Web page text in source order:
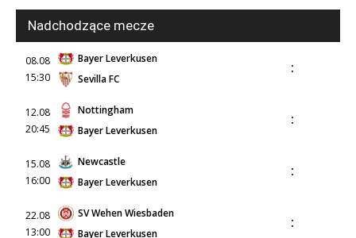
Nadchodzące mecze
08.08
15:30
Bayer Leverkusen
Sevilla FC
:
12.08
20:45
Nottingham
Bayer Leverkusen
:
15.08
16:00
Newcastle
Bayer Leverkusen
:
22.08
13:00
SV Wehen Wiesbaden
Bayer Leverkusen
: